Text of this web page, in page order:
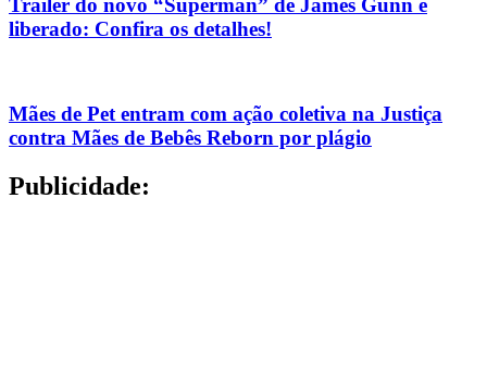
Trailer do novo “Superman” de James Gunn é
liberado: Confira os detalhes!
Mães de Pet entram com ação coletiva na Justiça
contra Mães de Bebês Reborn por plágio
Publicidade: